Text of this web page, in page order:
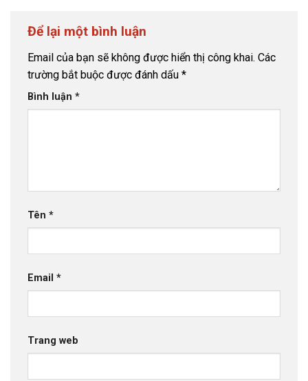
Để lại một bình luận
Email của bạn sẽ không được hiển thị công khai. Các
trường bắt buộc được đánh dấu *
Bình luận *
Tên *
Email *
Trang web